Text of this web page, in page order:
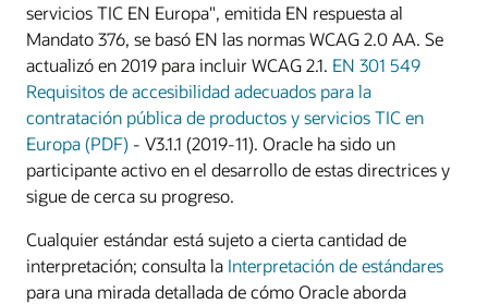
servicios TIC EN Europa", emitida EN respuesta al
Mandato 376, se basó EN las normas WCAG 2.0 AA. Se
actualizó en 2019 para incluir WCAG 2.1. EN 301 549
Requisitos de accesibilidad adecuados para la
contratación pública de productos y servicios TIC en
Europa (PDF) - V3.1.1 (2019-11). Oracle ha sido un
participante activo en el desarrollo de estas directrices y
sigue de cerca su progreso.
Cualquier estándar está sujeto a cierta cantidad de
interpretación; consulta la Interpretación de estándares
para una mirada detallada de cómo Oracle aborda